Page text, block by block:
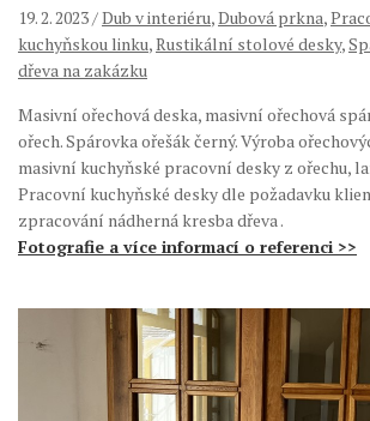
19. 2. 2023/Dub v interiéru,Dubová prkna,
kuchyňskou linku,Rustikální stolové desky,
dřeva na zakázku
Masivní ořechová deska, masivní ořechová
ořech. Spárovka ořešák černý. Výroba
masivní kuchyňské pracovní desky z ořechu,
Pracovní kuchyňské desky dle požadavku
zpracování nádherná kresba dřeva .
Fotografie a více informací o referenci >>